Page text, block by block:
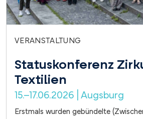
VERANSTALTUNG
Statuskonferenz
Textilien
15.–17.06.2026 | Augsburg
Erstmals wurden gebündelte